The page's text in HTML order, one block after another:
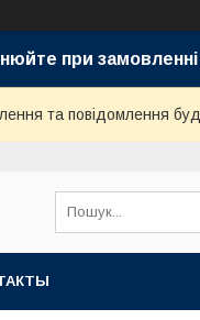
при
та повідомлення